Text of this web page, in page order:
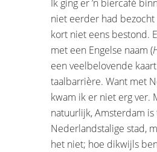
Ik ging er ’n biercafé
niet eerder had
kort niet eens bestond.
met een Engelse naam (
een veelbelovende
taalbarrière. Want met
kwam ik er niet erg ver.
natuurlijk, Amsterdam
Nederlandstalige stad,
het niet; hoe dikwijls